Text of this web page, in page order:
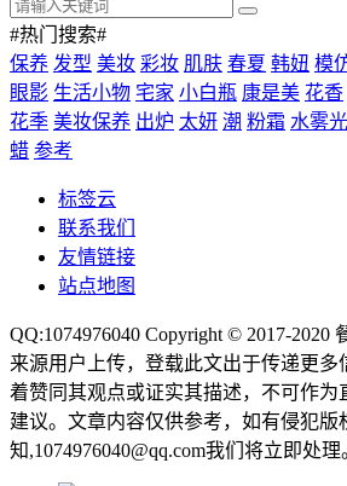
#热门搜索#
保养 发型 美妆 彩妆 肌肤 春夏 韩妞 模
眼影 生活小物 宅家 小白瓶 康是美 花香
花季 美妆保养 出炉 太妍 潮 粉霜 水雾光
蜡 参考
标签云
联系我们
友情链接
站点地图
QQ:1074976040 Copyright © 2017-2020
来源用户上传，登载此文出于传递更多
着赞同其观点或证实其描述，不可作为
建议。文章内容仅供参考，如有侵犯版
知,1074976040@qq.com我们将立即处理